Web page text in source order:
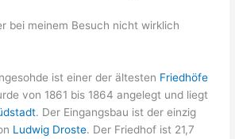
bei meinem Besuch nicht wirklich
ist einer der ältesten Friedhöfe
von 1861 bis 1864 angelegt und liegt
. Der Eingangsbau ist der einzig
Ludwig Droste. Der Friedhof ist 21,7